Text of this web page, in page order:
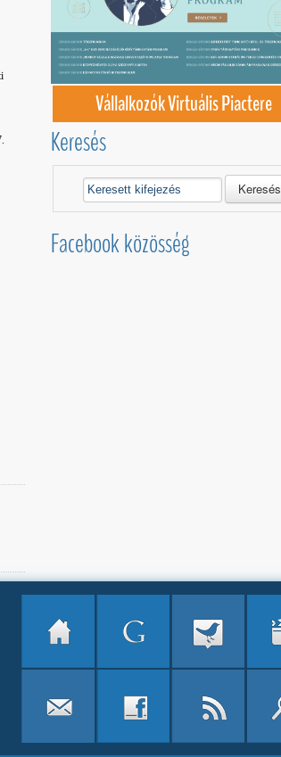
Vállalkozók Virtuális Piactere
Keresés
Keresés
Facebook közösség